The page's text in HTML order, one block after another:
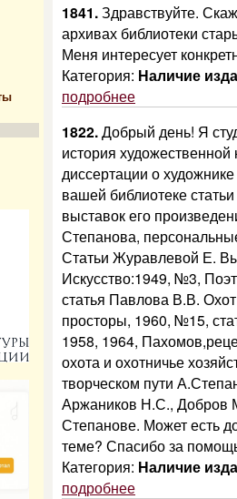
1841.Здравствуйте.
архивах библиотеки
Меня интересует
Категория: Наличие
подробнее
1822.Добрый день! Я
история
диссертации о
вашей библиотеке
выставок его
Степанова,
Статьи Журавлевой Е.
Искусство:1949, №3,
статья Павлова В.В.
просторы, 1960, №15,
1958, 1964,
охота и охотничье
творческом пути
Аржаников Н.С.,
Степанове. Может есть
теме? Спасибо за
Категория: Наличие
подробнее